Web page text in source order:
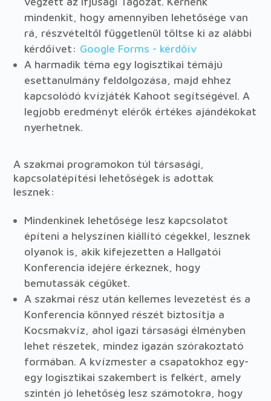
mindenkit, hogy amennyiben lehetősége van
rá, részvételtől függetlenül töltse ki az alábbi
kérdőívet: Google Forms - kérdőív
A harmadik téma egy logisztikai témájú
esettanulmány feldolgozása, majd ehhez
kapcsolódó kvízjáték Kahoot segítségével. A
legjobb eredményt elérők értékes ajándékokat
nyerhetnek.
A szakmai programokon túl társasági,
kapcsolatépítési lehetőségek is adottak
lesznek:
Mindenkinek lehetősége lesz kapcsolatot
építeni a helyszínen kiállító cégekkel, lesznek
olyanok is, akik kifejezetten a Hallgatói
Konferencia idejére érkeznek, hogy
bemutassák cégüket.
A szakmai rész után kellemes levezetést és a
Konferencia könnyed részét biztosítja a
Kocsmakvíz, ahol igazi társasági élményben
lehet részetek, mindez igazán szórakoztató
formában. A kvízmester a csapatokhoz egy-
egy logisztikai szakembert is felkért, amely
szintén jó lehetőség lesz számotokra, hogy